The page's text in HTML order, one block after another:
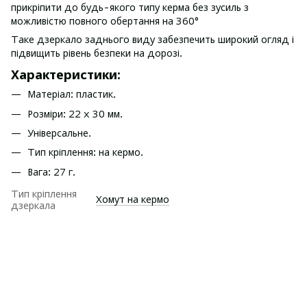
прикріпити до будь-якого типу керма без зусиль з
можливістю повного обертання на 360°
Таке дзеркало заднього виду забезпечить широкий огляд і
підвищить рівень безпеки на дорозі.
Характеристики:
Матеріал: пластик.
Розміри: 22 х 30 мм.
Універсальне.
Тип кріплення: на кермо.
Вага: 27 г.
Тип кріплення
дзеркала
Хомут на кермо